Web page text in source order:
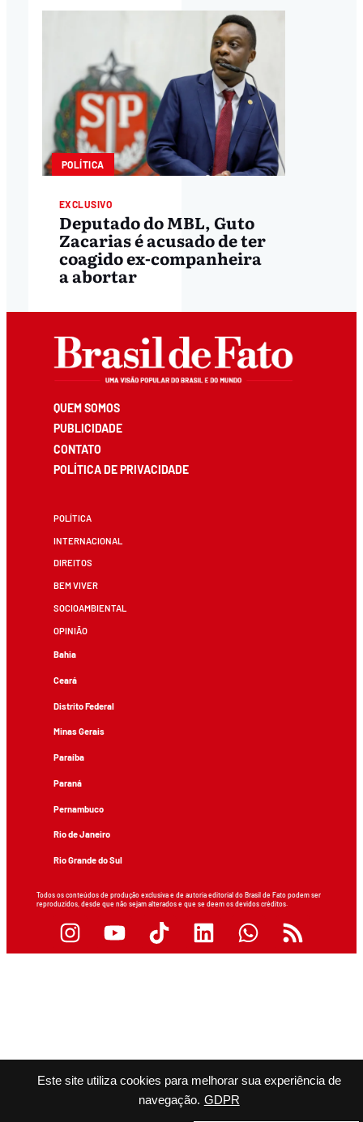
Este site utiliza cookies para melhorar sua experiência de
navegação. GDPR
POLÍTICA
EXCLUSIVO
Deputado do MBL, Guto
Zacarias é acusado de ter
coagido ex-companheira
a abortar
QUEM SOMOS
PUBLICIDADE
CONTATO
POLÍTICA DE PRIVACIDADE
POLÍTICA
INTERNACIONAL
DIREITOS
BEM VIVER
SOCIOAMBIENTAL
OPINIÃO
Bahia
Ceará
Distrito Federal
Minas Gerais
Paraíba
Paraná
Pernambuco
Rio de Janeiro
Rio Grande do Sul
Todos os conteúdos de produção exclusiva e de autoria editorial do Brasil de Fato podem ser
reproduzidos, desde que não sejam alterados e que se deem os devidos créditos.